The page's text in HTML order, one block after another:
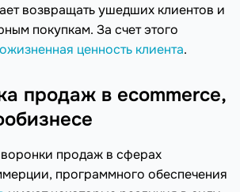
возвращать ушедших клиентов и
покупкам. За счет этого
ценность клиента.
продаж в ecommerce,
продаж в сферах
программного обеспечения